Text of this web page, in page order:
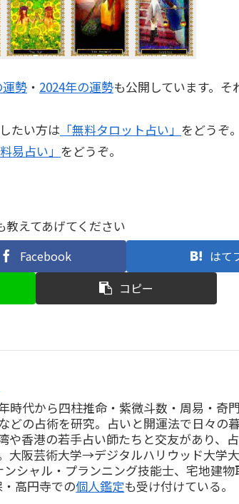
運勢 ・ 2024年の運勢も公開しています。そ
たい方は 「無料タロット占い」 をどうぞ。
料易占い」 をどうぞ。
教えてあげてください
Facebook
はて
コピー
時代から四柱推命・紫微斗数・周易・奇
どの占術を研究。占いと開運法で日々の
や香港の若手占い師たちと交友があり、
大阪芸術大学→デジタルハリウッド大学
シャル・プランニング技能士、宅地建物
高円寺での個人鑑定も受け付けている。